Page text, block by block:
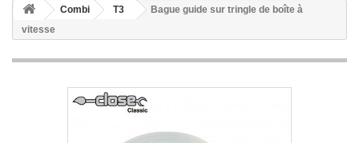
Combi T3
Bague guide sur tringle de boîte à
vitesse